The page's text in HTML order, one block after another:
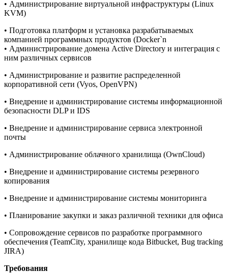
• Администрирование виртуальной инфраструктуры (Linux
KVM)
• Подготовка платформ и установка разрабатываемых
компанией программных продуктов (Docker`n
• Администрирование домена Active Directory и интеграция с
ним различных сервисов
• Администрирование и развитие распределенной
корпоративной сети (Vyos, OpenVPN)
• Внедрение и администрирование системы информационной
безопасности DLP и IDS
• Внедрение и администрирование сервиса электронной
почты
• Администрирование облачного хранилища (OwnCloud)
• Внедрение и администрирование системы резервного
копирования
• Внедрение и администрирование системы мониторинга
• Планирование закупки и заказ различной техники для офиса
• Сопровождение сервисов по разработке программного
обеспечения (TeamCity, хранилище кода Bitbucket, Bug tracking
JIRA)
Требования